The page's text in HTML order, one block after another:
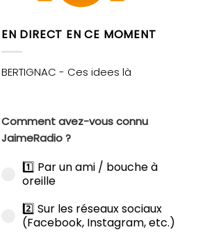
EN DIRECT EN CE MOMENT
Comment avez-vous connu
JaimeRadio ?
1️⃣ Par un ami / bouche à
oreille
2️⃣ Sur les réseaux sociaux
(Facebook, Instagram, etc.)